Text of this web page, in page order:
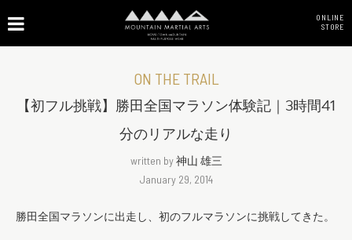
ONLINE
STORE
ON THE TRAIL
【初フル挑戦】勝田全国マラソン体験記｜3時間41
分のリアルな走り
written by神山 雄三
January 29, 2014
勝田全国マラソンに出走し、初のフルマラソンに挑戦してきた。